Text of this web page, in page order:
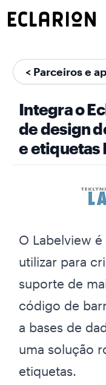
< Parceiros e
Integra o
de design
e etiquetas
O Labelview
utilizar para
suporte de
código de
a bases de
uma solução
etiquetas.